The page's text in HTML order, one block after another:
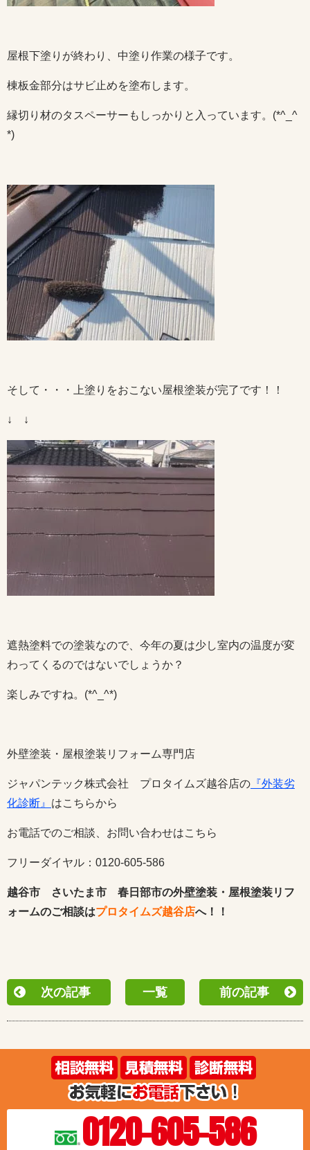
屋根下塗りが終わり、中塗り作業の様子です。
棟板金部分はサビ止めを塗布します。
縁切り材のタスペーサーもしっかりと入っています。(*^_^
*)
そして・・・上塗りをおこない屋根塗装が完了です！！
↓ ↓
遮熱塗料での塗装なので、今年の夏は少し室内の温度が変
わってくるのではないでしょうか？
楽しみですね。(*^_^*)
外壁塗装・屋根塗装リフォーム専門店
ジャパンテック株式会社 プロタイムズ越谷店の 『外装劣
化診断』 はこちらから
お電話でのご相談、お問い合わせはこちら
フリーダイヤル：0120-605-586
越谷市 さいたま市 春日部市の外壁塗装・屋根塗装リフ
ォームのご相談はプロタイムズ越谷店へ！！
次の記事 一覧 前の記事
0120-605-586